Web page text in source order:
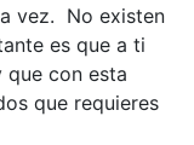
vez. No existen
es que a ti
que con esta
que requieres